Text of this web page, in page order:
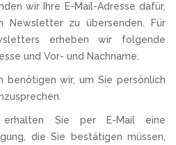
wir Ihre E-Mail-Adresse dafür,
Newsletter zu übersenden. Für
erheben wir folgende
und Vor- und Nachname.
benötigen wir, um Sie persönlich
erhalten Sie per E-Mail eine
die Sie bestätigen müssen,